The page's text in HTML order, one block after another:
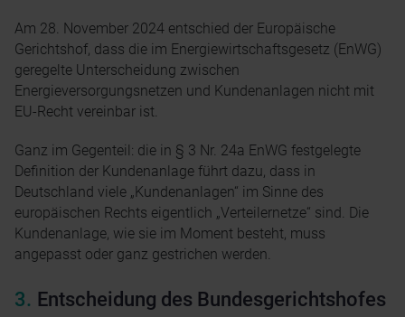
Am 28. November 2024 entschied der Europäische
Gerichtshof, dass die im Energiewirtschaftsgesetz (EnWG)
geregelte Unterscheidung zwischen
Energieversorgungsnetzen und Kundenanlagen nicht mit
EU-Recht vereinbar ist.
Ganz im Gegenteil: die in § 3 Nr. 24a EnWG festgelegte
Definition der Kundenanlage führt dazu, dass in
Deutschland viele „Kundenanlagen“ im Sinne des
europäischen Rechts eigentlich „Verteilernetze“ sind. Die
Kundenanlage, wie sie im Moment besteht, muss
angepasst oder ganz gestrichen werden.
Entscheidung des Bundesgerichtshofes